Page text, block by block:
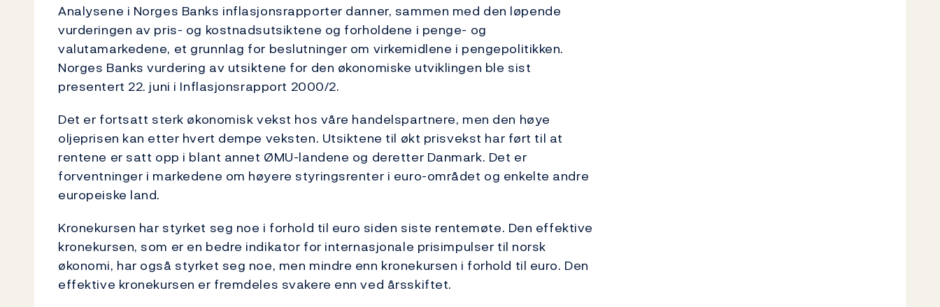
Analysene i Norges Banks inflasjonsrapporter danner, sammen med den løpende
vurderingen av pris- og kostnadsutsiktene og forholdene i penge- og
valutamarkedene, et grunnlag for beslutninger om virkemidlene i pengepolitikken.
Norges Banks vurdering av utsiktene for den økonomiske utviklingen ble sist
presentert 22. juni i Inflasjonsrapport 2000/2.
Det er fortsatt sterk økonomisk vekst hos våre handelspartnere, men den høye
oljeprisen kan etter hvert dempe veksten. Utsiktene til økt prisvekst har ført til at
rentene er satt opp i blant annet ØMU-landene og deretter Danmark. Det er
forventninger i markedene om høyere styringsrenter i euro-området og enkelte andre
europeiske land.
Kronekursen har styrket seg noe i forhold til euro siden siste rentemøte. Den effektive
kronekursen, som er en bedre indikator for internasjonale prisimpulser til norsk
økonomi, har også styrket seg noe, men mindre enn kronekursen i forhold til euro. Den
effektive kronekursen er fremdeles svakere enn ved årsskiftet.